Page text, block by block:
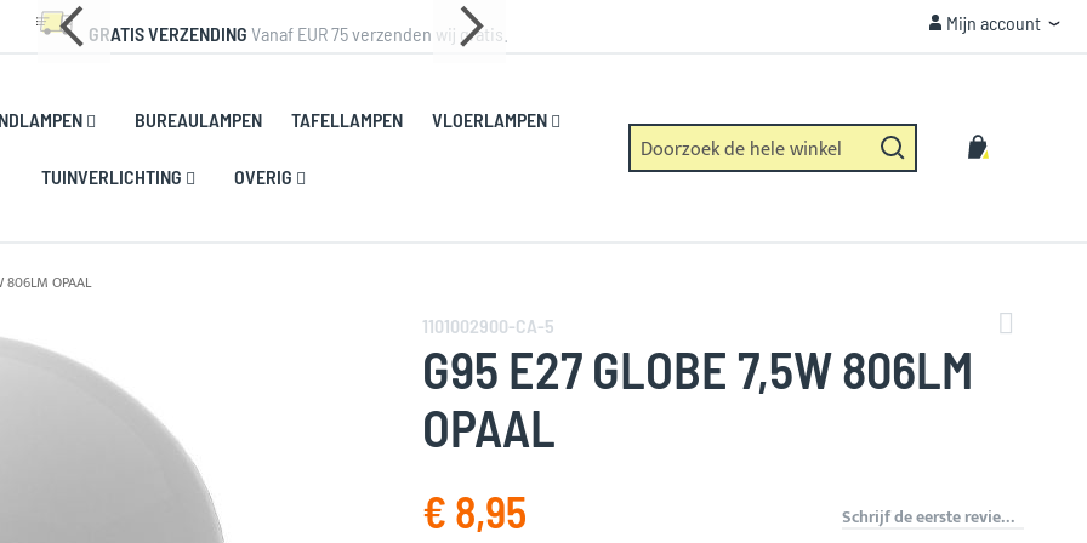
GRATIS VERZENDING Vanaf EUR 75 verzenden wij gratis. Https verbinding en geen dataverzameling.
Mijn account
Mijn account
BUREAULAMPEN TAFELLAMPEN VLOERLAMPEN
TUINVERLICHTING OVERIG
Zoek
Zoek
806LM OPAAL
1101002900-CA-5
G95 E27 GLOBE 7,5W 806LM
OPAAL
€ 8,95 Schrijf de eerste review over dit product